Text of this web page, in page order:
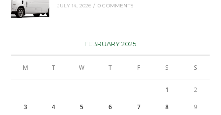
JULY 14, 2026 / 0 COMMENTS
FEBRUARY 2025
M T W T F S S
1 2
3 4 5 6 7 8 9